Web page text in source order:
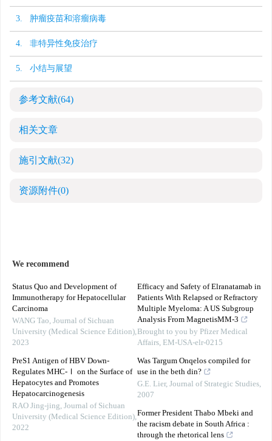
3. 肿瘤疫苗和溶瘤病毒
4. 非特异性免疫治疗
5. 小结与展望
参考文献(64)
相关文章
施引文献(32)
资源附件(0)
We recommend
Status Quo and Development of
Immunotherapy for Hepatocellular
Carcinoma
WANG Tao, Journal of Sichuan
University (Medical Science Edition),
2023
PreS1 Antigen of HBV Down-
Regulates MHC-Ⅰ on the Surface of
Hepatocytes and Promotes
Hepatocarcinogenesis
RAO Jing-jing, Journal of Sichuan
University (Medical Science Edition),
2022
Efficacy and Safety of Elranatamab in
Patients With Relapsed or Refractory
Multiple Myeloma: A US Subgroup
Analysis From MagnetisMM-3
Brought to you by Pfizer Medical
Affairs, EM-USA-elr-0215
Was Targum Onqelos compiled for
use in the beth din?
G.E. Lier, Journal of Strategic Studies,
2007
Former President Thabo Mbeki and
the racism debate in South Africa :
through the rhetorical lens